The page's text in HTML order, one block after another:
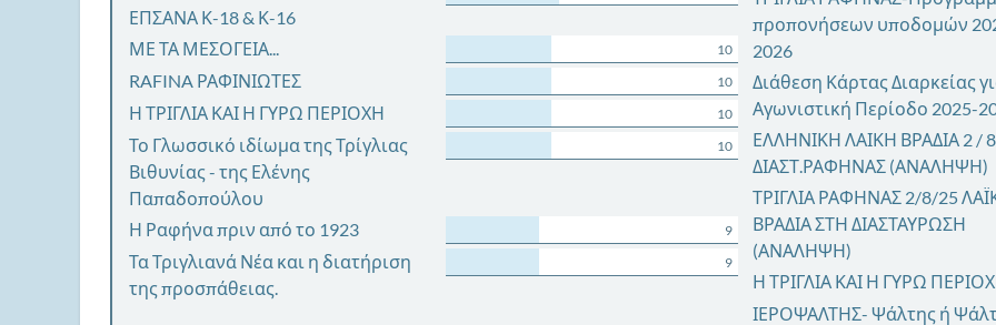
ΕΠΣΑΝΑ Κ-18 & Κ-16
ΜΕ ΤΑ ΜΕΣΟΓΕΙΑ... 10
RAFINA ΡΑΦΙΝΙΩΤΕΣ 10
Η ΤΡΙΓΛΙΑ ΚΑΙ Η ΓΥΡΩ ΠΕΡΙΟΧΗ 10
Το Γλωσσικό ιδίωμα της Τρίγλιας
Βιθυνίας - της Ελένης
Παπαδοπούλου
10
Η Ραφήνα πριν από το 1923 9
Τα Τριγλιανά Νέα και η διατήριση
της προσπάθειας.
9
προπονήσεων υποδομών
2026
Διάθεση Κάρτας Διαρκείας
Αγωνιστική Περίοδο 2025-
ΕΛΛΗΝΙΚΗ ΛΑΙΚΗ ΒΡΑΔΙΑ 2 /
ΔΙΑΣΤ.ΡΑΦΗΝΑΣ (ΑΝΑΛΗΨΗ)
ΤΡΙΓΛΙΑ ΡΑΦΗΝΑΣ 2/8/25
ΒΡΑΔΙΑ ΣΤΗ ΔΙΑΣΤΑΥΡΩΣΗ
(ΑΝΑΛΗΨΗ)
Η ΤΡΙΓΛΙΑ ΚΑΙ Η ΓΥΡΩ
ΙΕΡΟΨΑΛΤΗΣ- Ψάλτης ή